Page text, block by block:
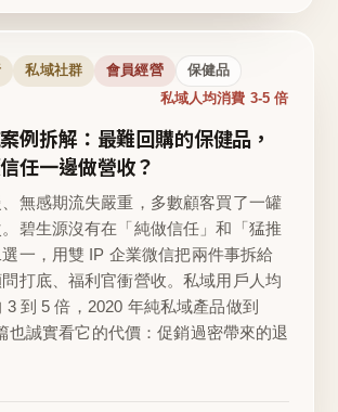
私域社群 會員經營 保健品
私域人均消費 3-5 倍
例拆解：最難回購的保健品，
任一邊做營收？
無感期流失嚴重，多數顧客買了一罐
碧生源沒有在「純做信任」和「猛推
一，用雙 IP 企業微信把兩件事拆給
打底、福利官衝營收。私域用戶人均
3 到 5 倍，2020 年純私域產品做到
也誠實看它的代價：促銷過密帶來的退